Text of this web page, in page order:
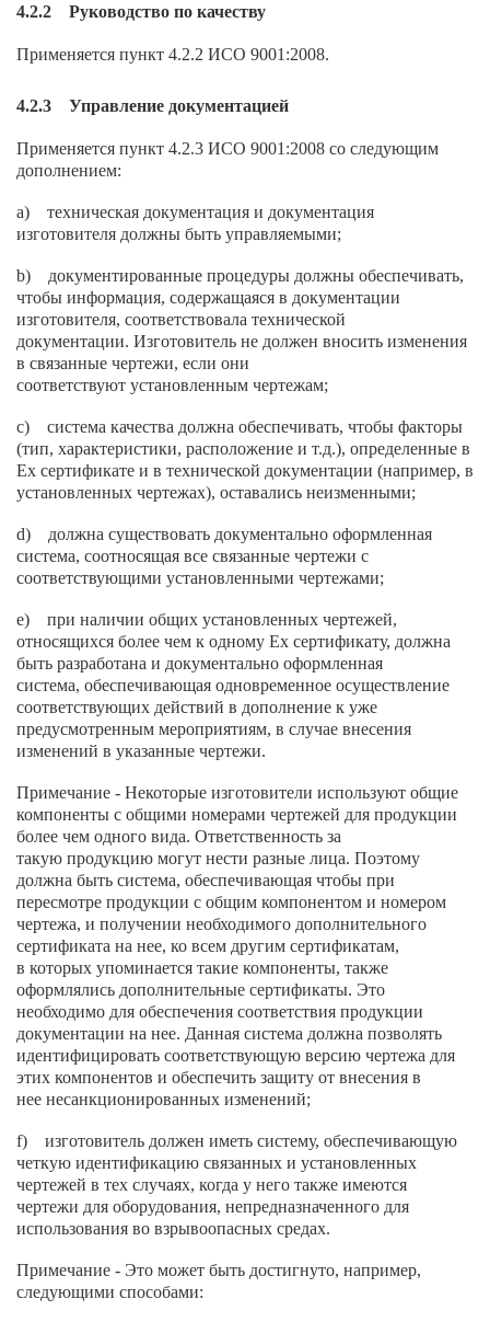
4.2.2 Руководство по качеству
Применяется пункт 4.2.2 ИСО 9001:2008.
4.2.3 Управление документацией
Применяется пункт 4.2.3 ИСО 9001:2008 со следующим
дополнением:
a) техническая документация и документация
изготовителя должны быть управляемыми;
b) документированные процедуры должны обеспечивать,
чтобы информация, содержащаяся в документации
изготовителя, соответствовала технической
документации. Изготовитель не должен вносить изменения
в связанные чертежи, если они
соответствуют установленным чертежам;
c) система качества должна обеспечивать, чтобы факторы
(тип, характеристики, расположение и т.д.), определенные в
Ех сертификате и в технической документации (например, в
установленных чертежах), оставались неизменными;
d) должна существовать документально оформленная
система, соотносящая все связанные чертежи с
соответствующими установленными чертежами;
e) при наличии общих установленных чертежей,
относящихся более чем к одному Ех сертификату, должна
быть разработана и документально оформленная
система, обеспечивающая одновременное осуществление
соответствующих действий в дополнение к уже
предусмотренным мероприятиям, в случае внесения
изменений в указанные чертежи.
Примечание - Некоторые изготовители используют общие
компоненты с общими номерами чертежей для продукции
более чем одного вида. Ответственность за
такую продукцию могут нести разные лица. Поэтому
должна быть система, обеспечивающая чтобы при
пересмотре продукции с общим компонентом и номером
чертежа, и получении необходимого дополнительного
сертификата на нее, ко всем другим сертификатам,
в которых упоминается такие компоненты, также
оформлялись дополнительные сертификаты. Это
необходимо для обеспечения соответствия продукции
документации на нее. Данная система должна позволять
идентифицировать соответствующую версию чертежа для
этих компонентов и обеспечить защиту от внесения в
нее несанкционированных изменений;
f) изготовитель должен иметь систему, обеспечивающую
четкую идентификацию связанных и установленных
чертежей в тех случаях, когда у него также имеются
чертежи для оборудования, непредназначенного для
использования во взрывоопасных средах.
Примечание - Это может быть достигнуто, например,
следующими способами: